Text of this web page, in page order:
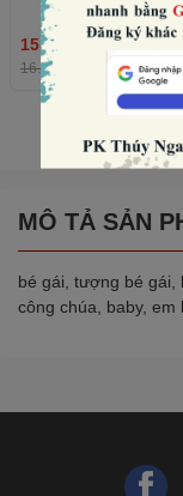
15.360₫
16.000₫
MÔ TẢ SẢN
bé gái, tượng bé gái,
công chúa, baby, em